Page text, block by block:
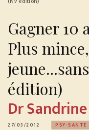
Gagner 10
Plus
édition)
Dr
27/03/2012 PSY-SANTÉ